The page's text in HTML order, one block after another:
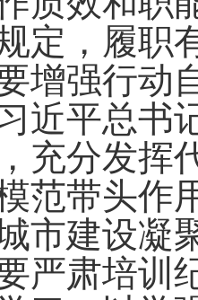
定，履职
增强行动
近平总书
充分发挥
范带头作
市建设凝
严肃培训